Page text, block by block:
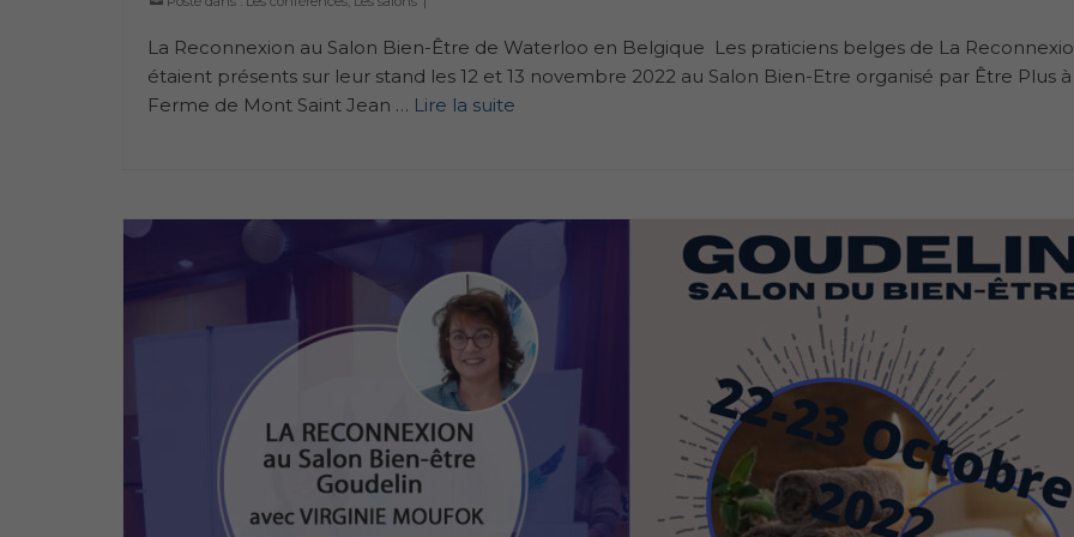
La Reconnexion au Salon Bien-Être de Waterloo en Belgique Les praticiens belges de La
étaient présents sur leur stand les 12 et 13 novembre 2022 au Salon Bien-Etre organisé par Être Plus à
Ferme de Mont Saint Jean … Lire la suite